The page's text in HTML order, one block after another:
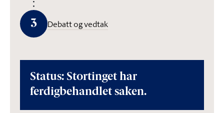
3 Debatt og vedtak
Status: Stortinget har
ferdigbehandlet saken.